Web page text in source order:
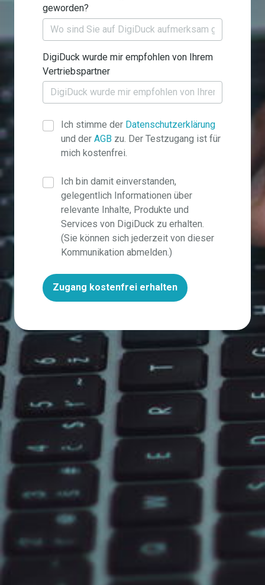
geworden?
DigiDuck wurde mir empfohlen von Ihrem
Vertriebspartner
Ich stimme der Datenschutzerklärung
und der AGB zu. Der Testzugang ist für
mich kostenfrei.
Ich bin damit einverstanden,
gelegentlich Informationen über
relevante Inhalte, Produkte und
Services von DigiDuck zu erhalten.
(Sie können sich jederzeit von dieser
Kommunikation abmelden.)
Zugang kostenfrei erhalten